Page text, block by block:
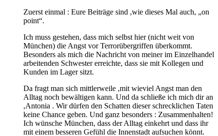
Zuerst einmal : Eure Beiträge sind ,wie dieses Mal auch, „on
point“.
Ich muss gestehen, dass mich selbst hier (nicht weit von
München) die Angst vor Terrorübergriffen überkommt.
Besonders als mich die Nachricht von meiner im Einzelhandel
arbeitenden Schwester erreichte, dass sie mit Kollegen und
Kunden im Lager sitzt.
Da fragt man sich mittlerweile ,mit wieviel Angst man den
Alltag noch bewältigen kann. Und da schließe ich mich dir an
,Antonia . Wir dürfen den Schatten dieser schrecklichen Taten
keine Chance geben. Und ganz besonders : Zusammenhalten!
Ich wünsche München, dass der Alltag einkehrt und dass ihr
mit einem besseren Gefühl die Innenstadt aufsuchen könnt.